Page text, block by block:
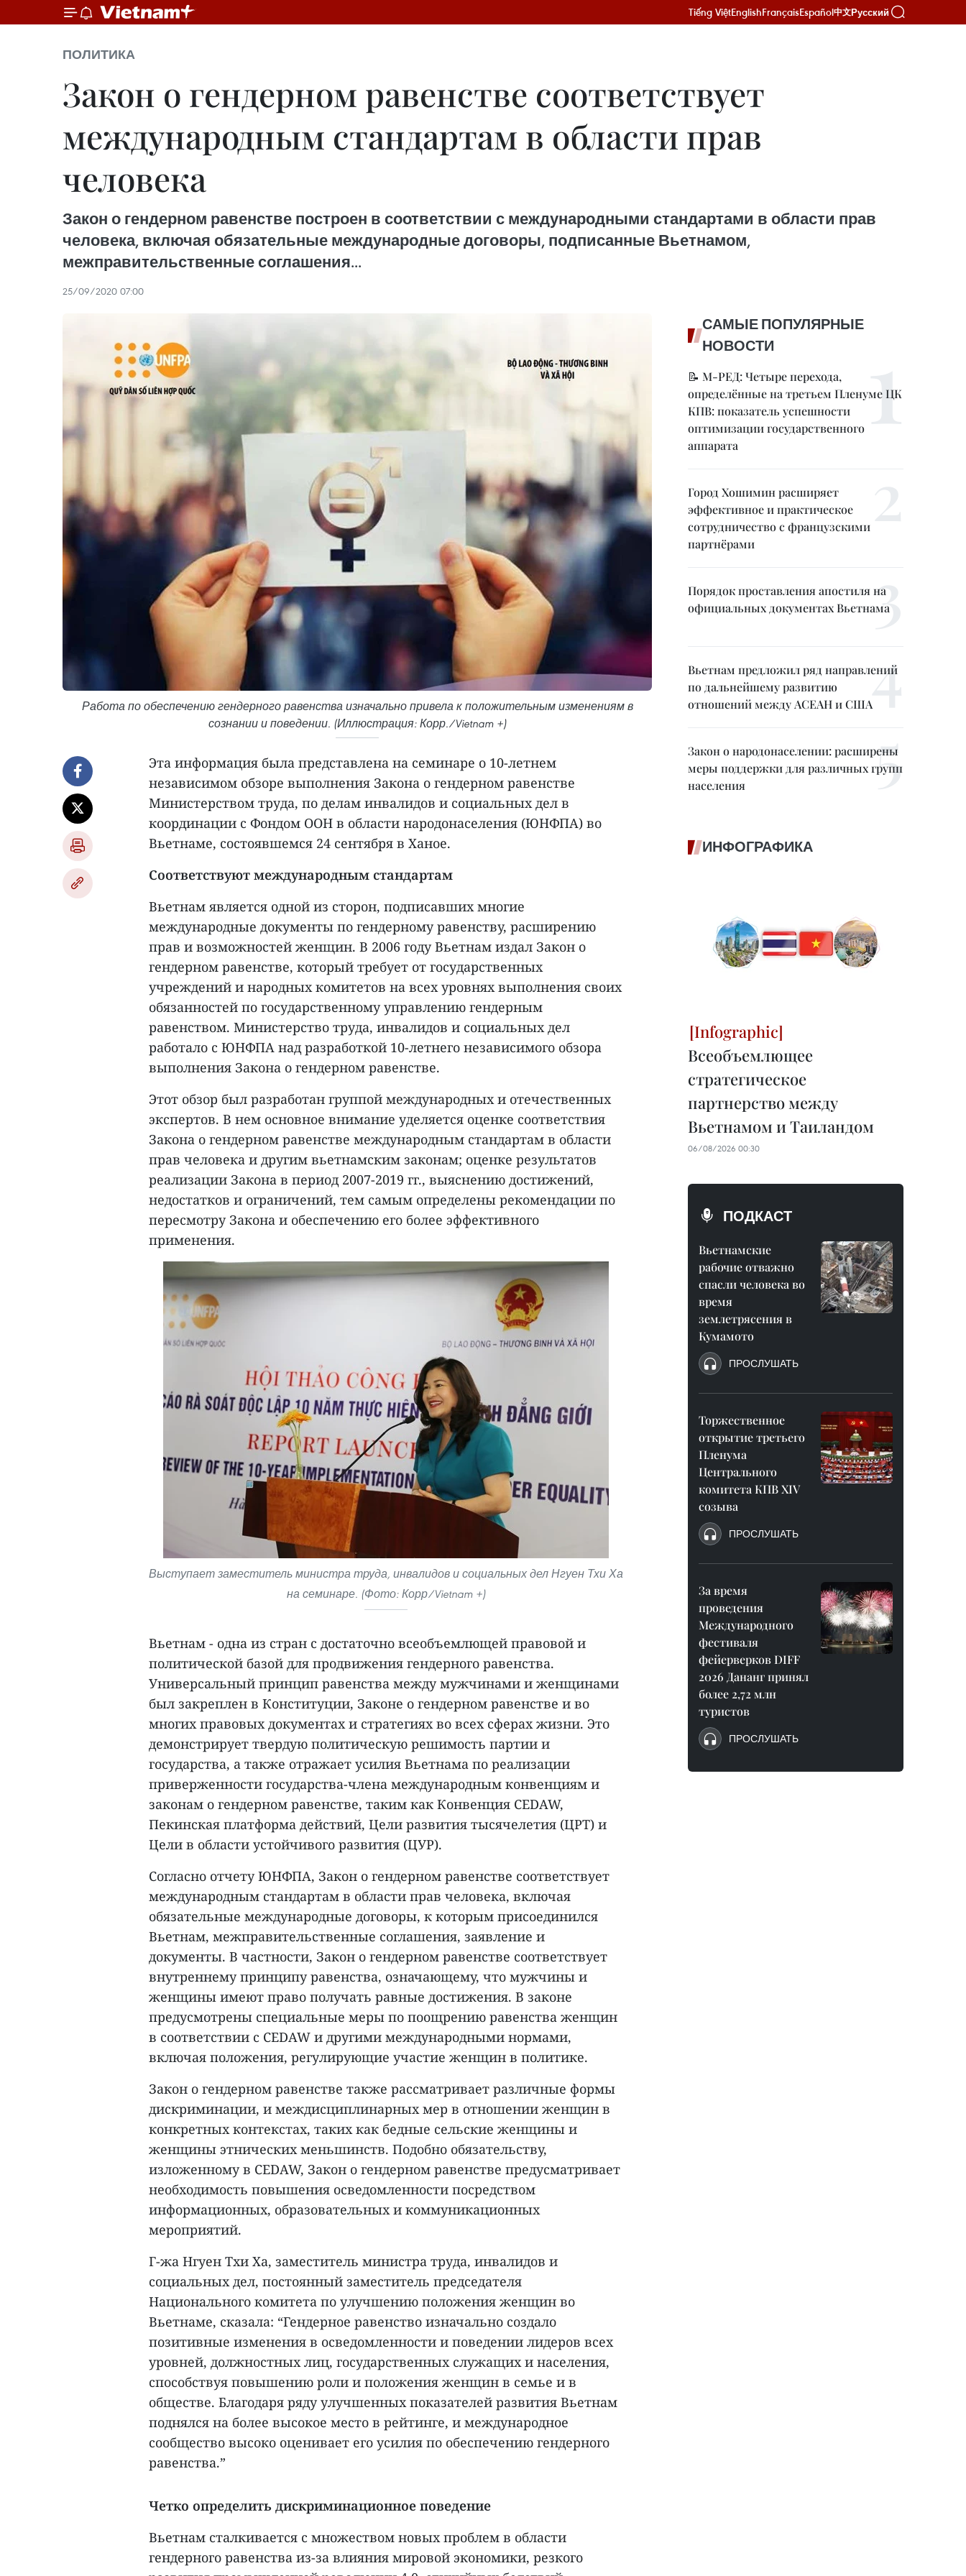
Tiếng ViệtEnglishFrançaisEspañol中文Русский
ПОЛИТИКА
Закон о гендерном равенстве соответствует
международным стандартам в области прав
человека
Закон о гендерном равенстве построен в соответствии с международными стандартами в области прав
человека, включая обязательные международные договоры, подписанные Вьетнамом,
межправительственные соглашения...
25/09/2020 07:00
Работа по обеспечению гендерного равенства изначально привела к положительным изменениям в
сознании и поведении. (Иллюстрация: Корр./Vietnam +)
Эта информация была представлена на семинаре о 10-летнем
независимом обзоре выполнения Закона о гендерном равенстве
Министерством труда, по делам инвалидов и социальных дел в
координации с Фондом ООН в области народонаселения (ЮНФПА) во
Вьетнаме, состоявшемся 24 сентября в Ханое.
Соответствуют международным стандартам
Вьетнам является одной из сторон, подписавших многие
международные документы по гендерному равенству, расширению
прав и возможностей женщин. В 2006 году Вьетнам издал Закон о
гендерном равенстве, который требует от государственных
учреждений и народных комитетов на всех уровнях выполнения своих
обязанностей по государственному управлению гендерным
равенством. Министерство труда, инвалидов и социальных дел
работало с ЮНФПА над разработкой 10-летнего независимого обзора
выполнения Закона о гендерном равенстве.
Этот обзор был разработан группой международных и отечественных
экспертов. В нем основное внимание уделяется оценке соответствия
Закона о гендерном равенстве международным стандартам в области
прав человека и другим вьетнамским законам; оценке результатов
реализации Закона в период 2007-2019 гг., выяснению достижений,
недостатков и ограничений, тем самым определены рекомендации по
пересмотру Закона и обеспечению его более эффективного
применения.
Выступает заместитель министра труда, инвалидов и социальных дел Нгуен Тхи Ха
на семинаре. (Фото: Корр/Vietnam +)
Вьетнам - одна из стран с достаточно всеобъемлющей правовой и
политической базой для продвижения гендерного равенства.
Универсальный принцип равенства между мужчинами и женщинами
был закреплен в Конституции, Законе о гендерном равенстве и во
многих правовых документах и стратегиях во всех сферах жизни. Это
демонстрирует твердую политическую решимость партии и
государства, а также отражает усилия Вьетнама по реализации
приверженности государства-члена международным конвенциям и
законам о гендерном равенстве, таким как Конвенция CEDAW,
Пекинская платформа действий, Цели развития тысячелетия (ЦРТ) и
Цели в области устойчивого развития (ЦУР).
Согласно отчету ЮНФПА, Закон о гендерном равенстве соответствует
международным стандартам в области прав человека, включая
обязательные международные договоры, к которым присоединился
Вьетнам, межправительственные соглашения, заявление и
документы. В частности, Закон о гендерном равенстве соответствует
внутреннему принципу равенства, означающему, что мужчины и
женщины имеют право получать равные достижения. В законе
предусмотрены специальные меры по поощрению равенства женщин
в соответствии с CEDAW и другими международными нормами,
включая положения, регулирующие участие женщин в политике.
Закон о гендерном равенстве также рассматривает различные формы
дискриминации, и междисциплинарных мер в отношении женщин в
конкретных контекстах, таких как бедные сельские женщины и
женщины этнических меньшинств. Подобно обязательству,
изложенному в CEDAW, Закон о гендерном равенстве предусматривает
необходимость повышения осведомленности посредством
информационных, образовательных и коммуникационных
мероприятий.
Г-жа Нгуен Тхи Ха, заместитель министра труда, инвалидов и
социальных дел, постоянный заместитель председателя
Национального комитета по улучшению положения женщин во
Вьетнаме, сказала: “Гендерное равенство изначально создало
позитивные изменения в осведомленности и поведении лидеров всех
уровней, должностных лиц, государственных служащих и населения,
способствуя повышению роли и положения женщин в семье и в
обществе. Благодаря ряду улучшенных показателей развития Вьетнам
поднялся на более высокое место в рейтинге, и международное
сообщество высоко оценивает его усилия по обеспечению гендерного
равенства.”
Четко определить дискриминационное поведение
Вьетнам сталкивается с множеством новых проблем в области
гендерного равенства из-за влияния мировой экономики, резкого
САМЫЕ ПОПУЛЯРНЫЕ
НОВОСТИ
📝 М-РЕД: Четыре перехода,
определённые на третьем Пленуме ЦК
КПВ: показатель успешности
оптимизации государственного
аппарата
Город Хошимин расширяет
эффективное и практическое
сотрудничество с французскими
партнёрами
Порядок проставления апостиля на
официальных документах Вьетнама
Вьетнам предложил ряд направлений
по дальнейшему развитию
отношений между АСЕАН и США
Закон о народонаселении: расширены
меры поддержки для различных групп
населения
ИНФОГРАФИКА
Всеобъемлющее
стратегическое
партнерство между
Вьетнамом и Таиландом
06/08/2026 00:30
ПОДКАСТ
Вьетнамские
рабочие отважно
спасли человека во
время
землетрясения в
Кумамото
ПРОСЛУШАТЬ
Торжественное
открытие третьего
Пленума
Центрального
комитета КПВ XIV
созыва
ПРОСЛУШАТЬ
За время
проведения
Международного
фестиваля
фейерверков DIFF
2026 Дананг принял
более 2,72 млн
туристов
ПРОСЛУШАТЬ